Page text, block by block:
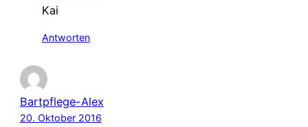
Kai
Antworten
Bartpflege-Alex
20. Oktober 2016